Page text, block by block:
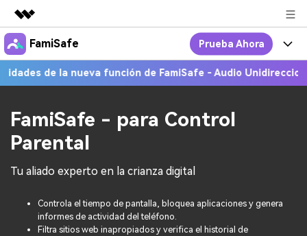
Productos destacados
Creatividad digital con AIGC
Empresas
Soluciones
Quiénes somos
Sala de prensa
Soporte
FamiSafe Prueba Ahora
Por Qué FamiSafe
FamiSafe - Tu Aliado en
Acciones Interactivas
Productos
FamiSafe
FamiSafe Edu
Geonection
Precios
Temas Relevantes
Precios
la nueva función de FamiSafe - Audio Unidireccional!Más
FamiSafe - para Control
Parental
Tu aliado experto en la crianza digital
Controla el tiempo de pantalla, bloquea aplicaciones y genera
informes de actividad del teléfono.
Filtra sitios web inapropiados y verifica el historial de